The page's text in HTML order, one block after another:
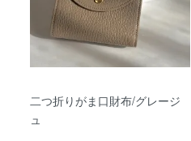
二つ折りがま口財布/グレージ
ュ